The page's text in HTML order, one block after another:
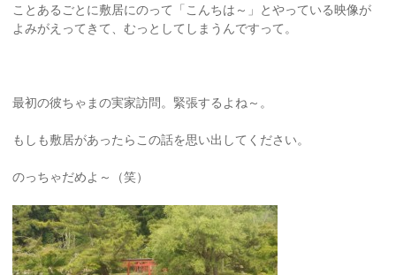
ことあるごとに敷居にのって「こんちは～」とやっている映像が
よみがえってきて、むっとしてしまうんですって。
最初の彼ちゃまの実家訪問。緊張するよね～。
もしも敷居があったらこの話を思い出してください。
のっちゃだめよ～（笑）